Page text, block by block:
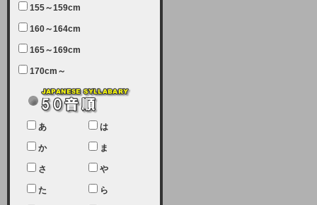
【クレジットカード決済について
②】
現在、クレジットカード決済はJCB
のみになっております。大変ご迷惑
キャシュでの決済は可能ですので、
宜しくお願い致します。
2024-02-23 (金)
【クレジットカード決済について】
只今、クレジットカード会社の都合
により決済ができない状況です。
ユーザー様には、大変ご迷惑をおか
155～159cm
160～164cm
165～169cm
170cm～
あ は
か ま
さ や
た ら